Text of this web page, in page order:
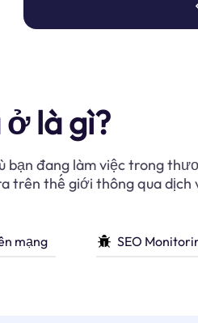
là gì?
đang làm việc trong
trên thế giới thông qua dịch
mạng SEO